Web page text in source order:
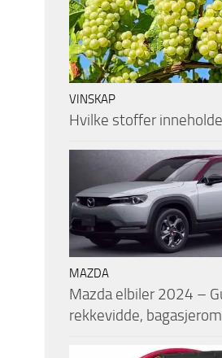
VINSKAP
Hvilke stoffer
MAZDA
Mazda elbiler 2024 –
rekkevidde,